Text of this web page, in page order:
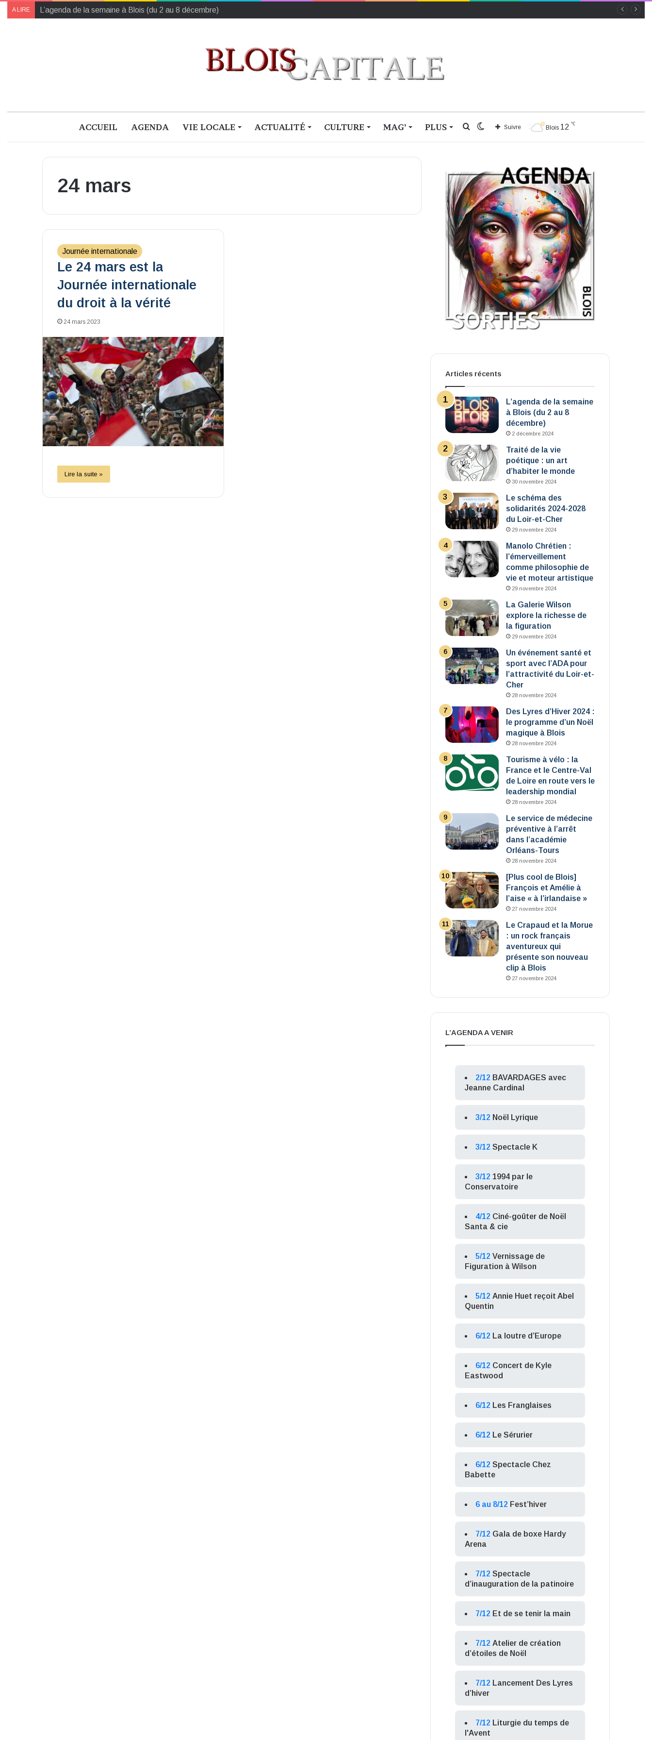
A LIRE Traité de la vie poétique : un art d’habiter le monde
ACCUEIL AGENDA VIE LOCALE ACTUALITÉ CULTURE MAG’ PLUS Blois 12 ℃
Suivre
Switch
Rechercher
24 mars
Journée internationale
Le 24 mars est la
Journée internationale
du droit à la vérité
24 mars 2023
Lire la suite »
Articles récents
L’agenda de la semaine
à Blois (du 2 au 8
décembre)
2 décembre 2024
Traité de la vie
poétique : un art
d’habiter le monde
30 novembre 2024
Le schéma des
solidarités 2024-2028
du Loir-et-Cher
29 novembre 2024
Manolo Chrétien :
l’émerveillement
comme philosophie de
vie et moteur artistique
29 novembre 2024
La Galerie Wilson
explore la richesse de
la figuration
29 novembre 2024
Un événement santé et
sport avec l’ADA pour
l’attractivité du Loir-et-
Cher
28 novembre 2024
Des Lyres d’Hiver 2024 :
le programme d’un Noël
magique à Blois
28 novembre 2024
Tourisme à vélo : la
France et le Centre-Val
de Loire en route vers le
leadership mondial
28 novembre 2024
Le service de médecine
préventive à l’arrêt
dans l’académie
Orléans-Tours
28 novembre 2024
[Plus cool de Blois]
François et Amélie à
l’aise « à l’irlandaise »
27 novembre 2024
Le Crapaud et la Morue
: un rock français
aventureux qui
présente son nouveau
clip à Blois
27 novembre 2024
L’AGENDA A VENIR
2/12 BAVARDAGES avec
Jeanne Cardinal
3/12 Noël Lyrique
3/12 Spectacle K
3/12 1994 par le
Conservatoire
4/12 Ciné-goûter de Noël
Santa & cie
5/12 Vernissage de
Figuration à Wilson
5/12 Annie Huet reçoit Abel
Quentin
6/12 La loutre d’Europe
6/12 Concert de Kyle
Eastwood
6/12 Les Franglaises
6/12 Le Sérurier
6/12 Spectacle Chez
Babette
6 au 8/12 Fest’hiver
7/12 Gala de boxe Hardy
Arena
7/12 Spectacle
d’inauguration de la patinoire
7/12 Et de se tenir la main
7/12 Atelier de création
d’étoiles de Noël
7/12 Lancement Des Lyres
d’hiver
7/12 Liturgie du temps de
l'Avent